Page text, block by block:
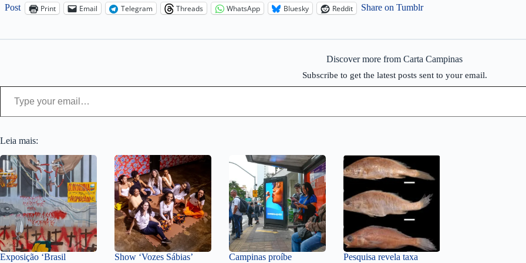
Post Print Email Telegram Threads WhatsApp Bluesky Reddit Share on Tumblr
Discover more from Carta Campinas
Subscribe to get the latest posts sent to your email.
Type your email…
Leia mais:
Exposição ‘Brasil
Show ‘Vozes Sábias’
Campinas proíbe
Pesquisa revela taxa